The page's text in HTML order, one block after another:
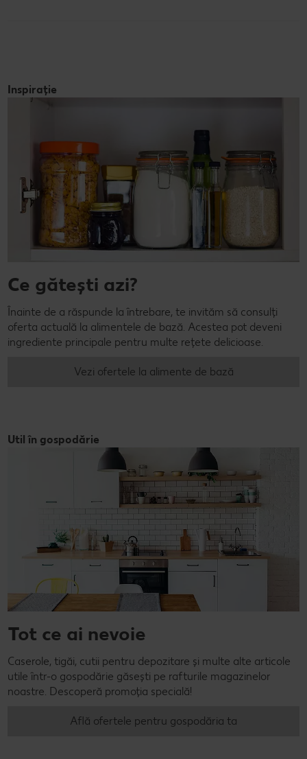
Inspirație
Ce gătești azi?
Înainte de a răspunde la întrebare, te invităm să consulți
oferta actuală la alimentele de bază. Acestea pot deveni
ingrediente principale pentru multe rețete delicioase.
Vezi ofertele la alimente de bază
Util în gospodărie
Tot ce ai nevoie
Caserole, tigăi, cutii pentru depozitare și multe alte articole
utile într-o gospodărie găsești pe rafturile magazinelor
noastre. Descoperă promoția specială!
Află ofertele pentru gospodăria ta